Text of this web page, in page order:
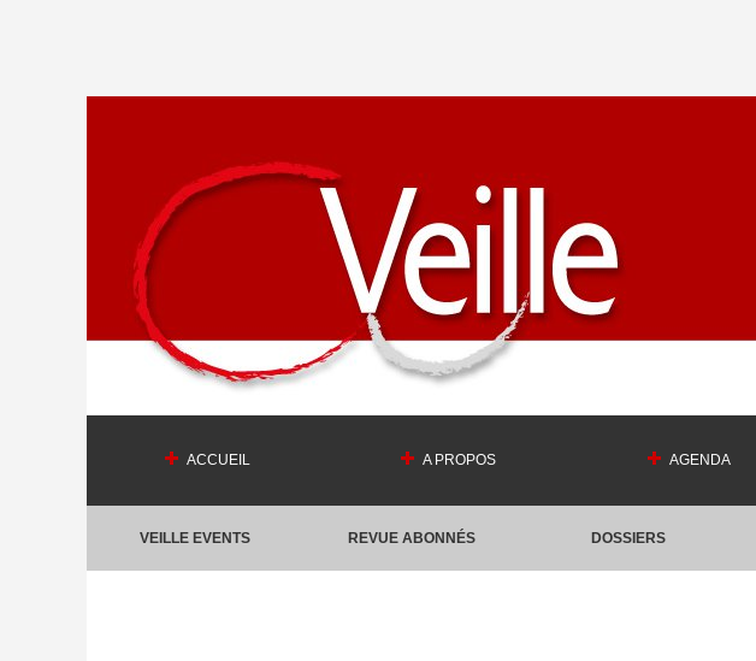
ACCUEIL A PROPOS AGENDA
VEILLE EVENTS REVUE ABONNÉS DOSSIERS